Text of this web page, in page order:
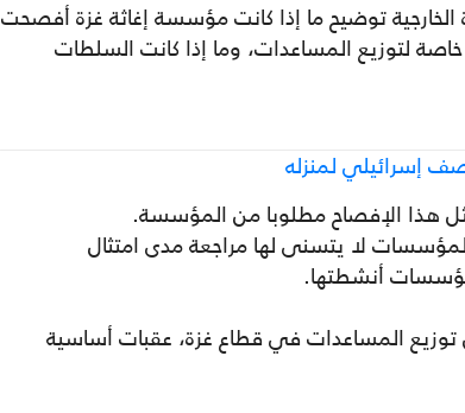
الخارجية توضيح ما إذا كانت مؤسسة إغاثة غزة أفصحت
لتوزيع المساعدات، وما إذا كانت السلطات
إسرائيلي لمنزله
مثل هذا الإفصاح مطلوبا من المؤسسة.
لا يتسنى لها مراجعة مدى امتثال
أنشطتها.
توزيع المساعدات في قطاع غزة، عقبات أساسية